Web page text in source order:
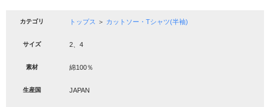
カテゴリ トップス ＞ カットソー・Tシャツ(半袖)
サイズ 2、4
素材 綿100％
生産国 JAPAN